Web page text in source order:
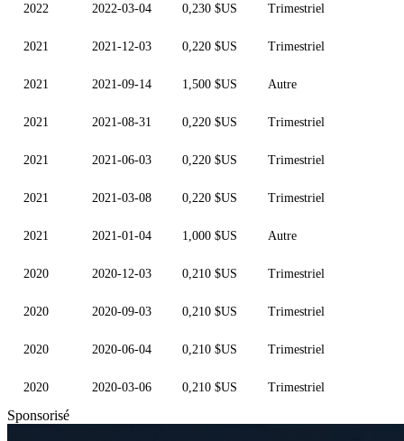
2022 2022-03-04 0,230 $US Trimestriel
2021 2021-12-03 0,220 $US Trimestriel
2021 2021-09-14 1,500 $US Autre
2021 2021-08-31 0,220 $US Trimestriel
2021 2021-06-03 0,220 $US Trimestriel
2021 2021-03-08 0,220 $US Trimestriel
2021 2021-01-04 1,000 $US Autre
2020 2020-12-03 0,210 $US Trimestriel
2020 2020-09-03 0,210 $US Trimestriel
2020 2020-06-04 0,210 $US Trimestriel
2020 2020-03-06 0,210 $US Trimestriel
Sponsorisé